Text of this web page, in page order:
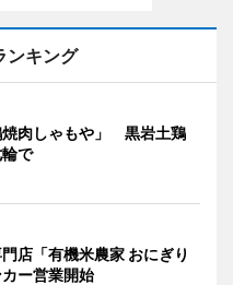
ンキング
焼肉しゃもや」 黒岩土鶏
で
店「有機米農家 おにぎり
ー営業開始